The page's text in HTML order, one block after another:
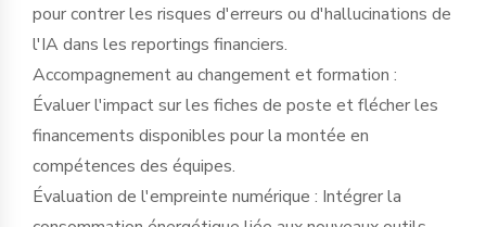
pour contrer les risques d'erreurs ou d'hallucinations de
l'IA dans les reportings financiers.
Accompagnement au changement et formation :
Évaluer l'impact sur les fiches de poste et flécher les
financements disponibles pour la montée en
compétences des équipes.
Évaluation de l'empreinte numérique : Intégrer la